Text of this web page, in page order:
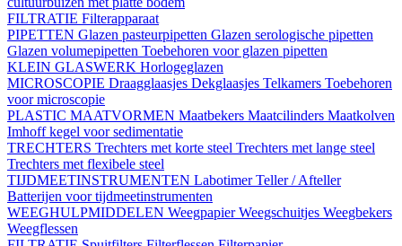
FILTRATIE Filterapparaat
PIPETTEN Glazen pasteurpipetten Glazen serologische pipetten
Glazen volumepipetten Toebehoren voor glazen pipetten
KLEIN GLASWERK Horlogeglazen
MICROSCOPIE Draagglaasjes Dekglaasjes Telkamers Toebehoren
voor microscopie
PLASTIC MAATVORMEN Maatbekers Maatcilinders Maatkolven
Imhoff kegel voor sedimentatie
TRECHTERS Trechters met korte steel Trechters met lange steel
Trechters met flexibele steel
TIJDMEETINSTRUMENTEN LabotimerTeller / Afteller
Batterijen voor tijdmeetinstrumenten
WEEGHULPMIDDELEN WeegpapierWeegschuitjes Weegbekers
Weegflessen